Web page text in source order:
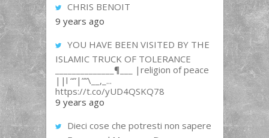
CHRIS BENOIT
9 years ago
YOU HAVE BEEN VISITED BY THE
ISLAMIC TRUCK OF TOLERANCE
______________¶___ |religion of peace
||l “”|””\__,_...
https://t.co/yUD4QSKQ78
9 years ago
Dieci cose che potresti non sapere